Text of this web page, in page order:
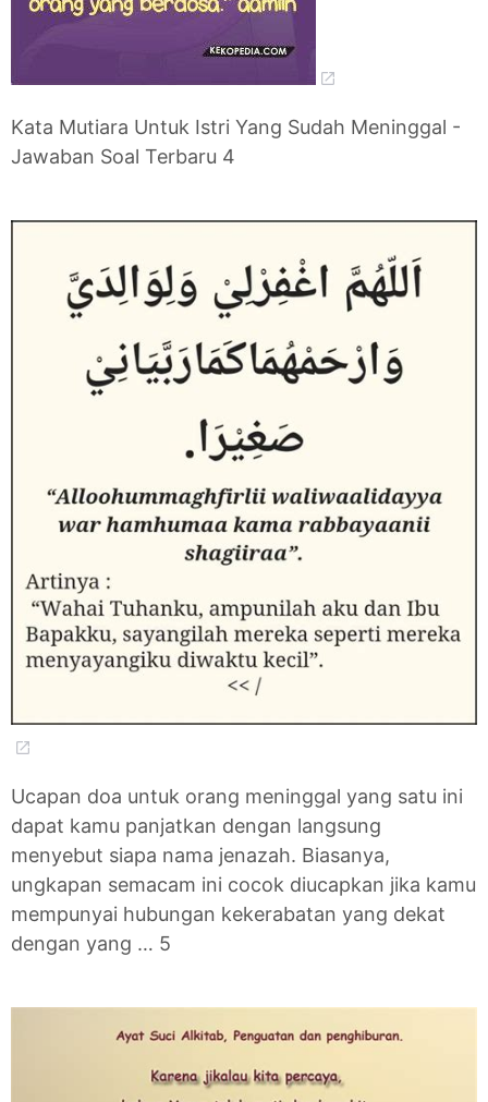
Kata Mutiara Untuk Istri Yang Sudah Meninggal -
Jawaban Soal Terbaru 4
Ucapan doa untuk orang meninggal yang satu ini
dapat kamu panjatkan dengan langsung
menyebut siapa nama jenazah. Biasanya,
ungkapan semacam ini cocok diucapkan jika kamu
mempunyai hubungan kekerabatan yang dekat
dengan yang … 5